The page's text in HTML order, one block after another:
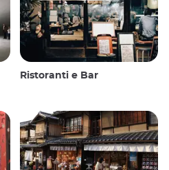
Ristoranti e Bar